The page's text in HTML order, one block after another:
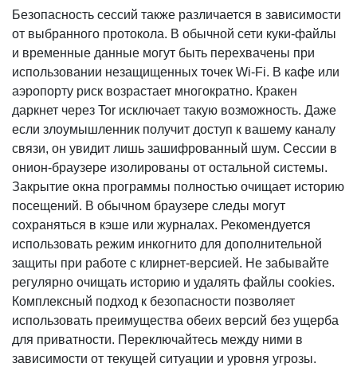
Безопасность сессий также различается в зависимости
от выбранного протокола. В обычной сети куки-файлы
и временные данные могут быть перехвачены при
использовании незащищенных точек Wi-Fi. В кафе или
аэропорту риск возрастает многократно. Кракен
даркнет через Tor исключает такую возможность. Даже
если злоумышленник получит доступ к вашему каналу
связи, он увидит лишь зашифрованный шум. Сессии в
онион-браузере изолированы от остальной системы.
Закрытие окна программы полностью очищает историю
посещений. В обычном браузере следы могут
сохраняться в кэше или журналах. Рекомендуется
использовать режим инкогнито для дополнительной
защиты при работе с клирнет-версией. Не забывайте
регулярно очищать историю и удалять файлы cookies.
Комплексный подход к безопасности позволяет
использовать преимущества обеих версий без ущерба
для приватности. Переключайтесь между ними в
зависимости от текущей ситуации и уровня угрозы.